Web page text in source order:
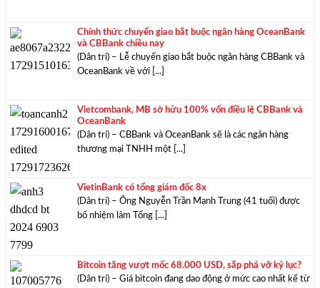
Chính thức chuyển giao bắt buộc ngân hàng OceanBank
và CBBank chiều nay
(Dân trí) – Lễ chuyển giao bắt buộc ngân hàng CBBank và
OceanBank về với [...]
Vietcombank, MB sở hữu 100% vốn điều lệ CBBank và
OceanBank
(Dân trí) – CBBank và OceanBank sẽ là các ngân hàng
thương mại TNHH một [...]
VietinBank có tổng giám đốc 8x
(Dân trí) – Ông Nguyễn Trần Mạnh Trung (41 tuổi) được
bổ nhiệm làm Tổng [...]
Bitcoin tăng vượt mốc 68.000 USD, sắp phá vỡ kỷ lục?
(Dân trí) – Giá bitcoin đang dao động ở mức cao nhất kể từ